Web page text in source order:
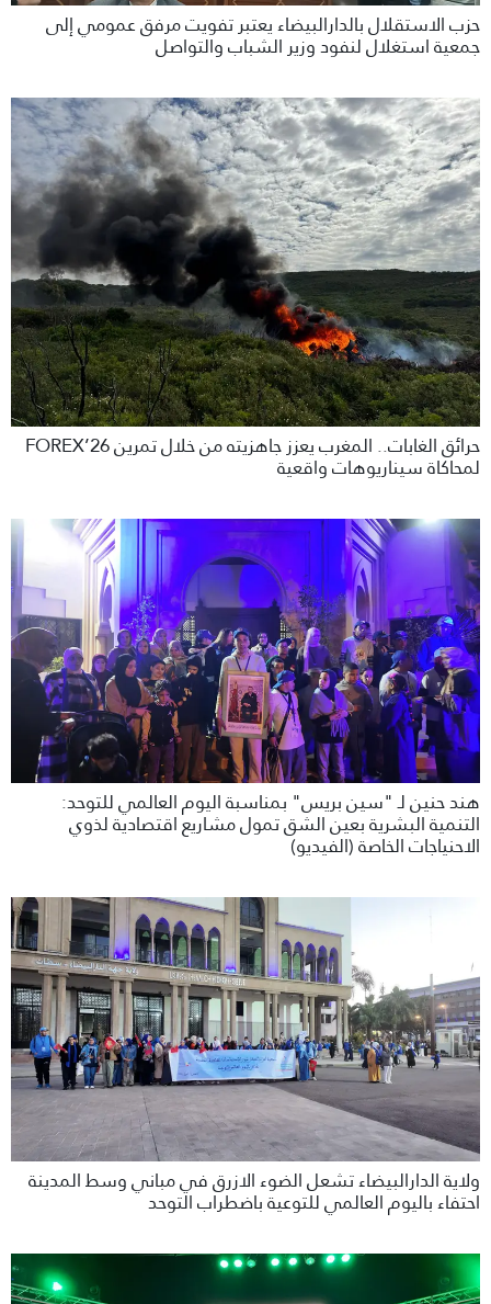
حزب الاستقلال بالدارالبيضاء يعتبر تفويت مرفق عمومي إلى
جمعية استغلال لنفود وزير الشباب والتواصل
حرائق الغابات.. المغرب يعزز جاهزيته من خلال تمرين FOREX’26
لمحاكاة سيناريوهات واقعية
هند حنين لـ "سين بريس" بمناسبة اليوم العالمي للتوحد:
التنمية البشرية بعين الشق تمول مشاريع اقتصادية لذوي
الاحنياجات الخاصة (الفيديو)
ولاية الدارالبيضاء تشعل الضوء الازرق في مباني وسط المدينة
احتفاء باليوم العالمي للتوعية باضطراب التوحد